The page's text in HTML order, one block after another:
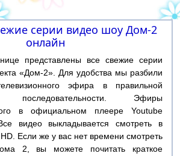
серии видео шоу Дом-2
онлайн
представлены все свежие серии
«Дом-2». Для удобства мы разбили
эфира в правильной
последовательности. Эфиры
в официальном плеере Youtube
видео выкладывается смотреть в
Если же у вас нет времени смотреть
2, вы можете почитать краткое